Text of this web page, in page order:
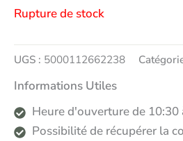
Rupture de stock
UGS : 5000112662238
Informations Utiles
Heure d'ouverture de 10:30
Possibilité de récupérer la